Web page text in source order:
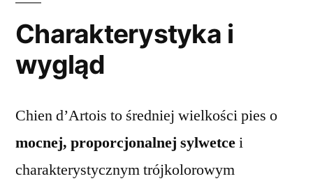
Charakterystyka i
wygląd
Chien d’Artois to średniej wielkości pies o
mocnej, proporcjonalnej sylwetcei
charakterystycznym trójkolorowym